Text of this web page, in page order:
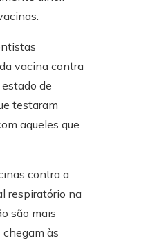
vacina contra
de
testaram
aqueles que
contra a
respiratório na
são mais
às